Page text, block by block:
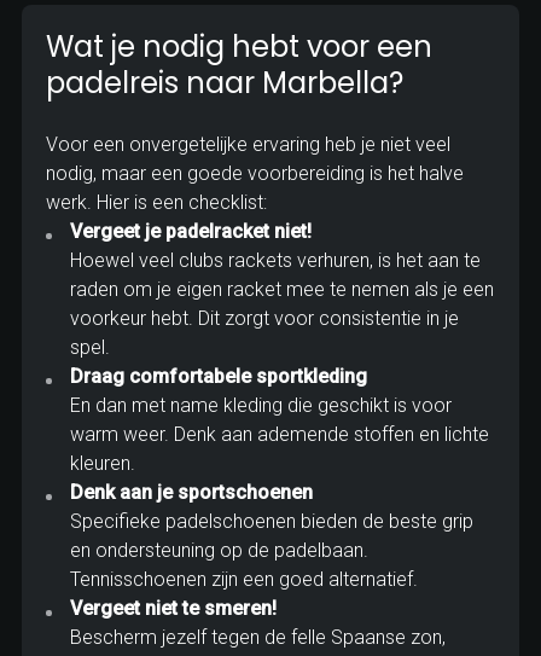
Wat je nodig hebt voor een
padelreis naar Marbella?
Voor een onvergetelijke ervaring heb je niet veel
nodig, maar een goede voorbereiding is het halve
werk. Hier is een checklist:
Vergeet je padelracket niet!
Hoewel veel clubs rackets verhuren, is het aan te
raden om je eigen racket mee te nemen als je een
voorkeur hebt. Dit zorgt voor consistentie in je
spel.
Draag comfortabele sportkleding
En dan met name kleding die geschikt is voor
warm weer. Denk aan ademende stoffen en lichte
kleuren.
Denk aan je sportschoenen
Specifieke padelschoenen bieden de beste grip
en ondersteuning op de padelbaan.
Tennisschoenen zijn een goed alternatief.
Vergeet niet te smeren!
Bescherm jezelf tegen de felle Spaanse zon,